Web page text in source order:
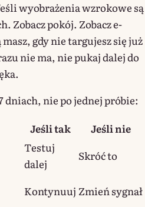
wyobrażenia wzrokowe są
Zobacz pokój. Zobacz e-
gdy nie targujesz się już
nie ma, nie pukaj dalej do
dniach, nie po jednej próbie:
Jeśli tak
Jeśli nie
Testuj
dalej
Skróć to
Kontynuuj Zmień sygnał